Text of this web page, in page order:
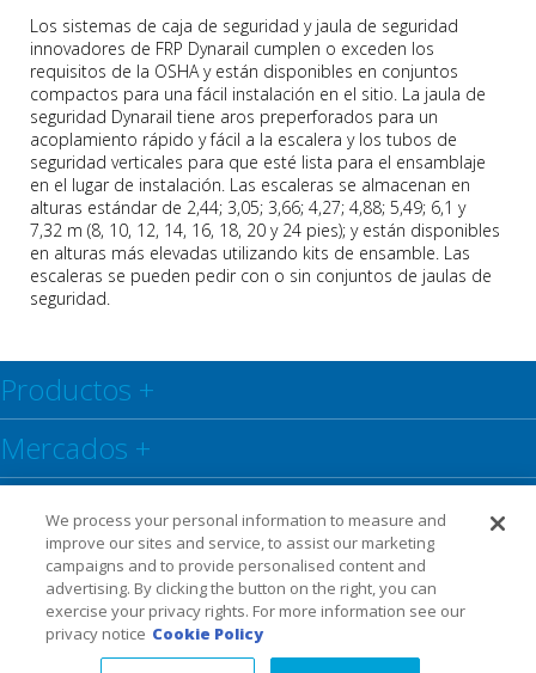
Los sistemas de caja de seguridad y jaula de seguridad
innovadores de FRP Dynarail cumplen o exceden los
requisitos de la OSHA y están disponibles en conjuntos
compactos para una fácil instalación en el sitio. La jaula de
seguridad Dynarail tiene aros preperforados para un
acoplamiento rápido y fácil a la escalera y los tubos de
seguridad verticales para que esté lista para el ensamblaje
en el lugar de instalación. Las escaleras se almacenan en
alturas estándar de 2,44; 3,05; 3,66; 4,27; 4,88; 5,49; 6,1 y
7,32 m (8, 10, 12, 14, 16, 18, 20 y 24 pies);y están disponibles
en alturas más elevadas utilizando kits de ensamble. Las
escaleras se pueden pedir con o sin conjuntos de jaulas de
seguridad.
Productos +
Mercados +
Centro de recursos +
Social+
We process your personal information to measure and
improve our sites and service, to assist our marketing
campaigns and to provide personalised content and
advertising. By clicking the button on the right, you can
exercise your privacy rights. For more information see our
privacy notice Cookie Policy